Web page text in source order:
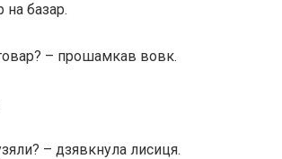
базар.
– прошамкав вовк.
– дзявкнула лисиця.